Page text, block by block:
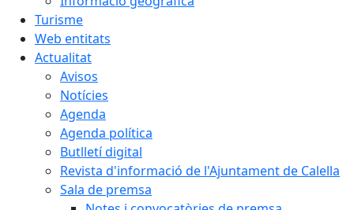
Turisme
Web entitats
Actualitat
Avisos
Notícies
Agenda
Agenda política
Butlletí digital
Revista d'informació de l'Ajuntament de Calella
Sala de premsa